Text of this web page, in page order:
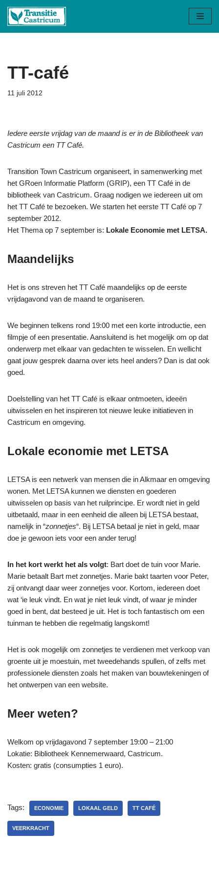
Ga
TT-café
11 juli 2012
Iedere eerste vrijdag van de maand is er in de Bibliotheek van
Castricum een TT Café.
Transition Town Castricum organiseert, in samenwerking met
het GRoen Informatie Platform (GRIP), een TT Café in de
bibliotheek van Castricum. Graag nodigen we iedereen uit om
het TT Café te bezoeken. We starten het eerste TT Café op 7
september 2012.
Het Thema op 7 september is: Lokale Economie met LETSA.
Maandelijks
Het is ons streven het TT Café maandelijks op de eerste
vrijdagavond van de maand te organiseren.
We beginnen telkens rond 19:00 met een korte introductie, een
filmpje of een presentatie. Aansluitend is het mogelijk om op dat
onderwerp met elkaar van gedachten te wisselen. En wellicht
gaat jouw gesprek daarna over iets heel anders? Dan is dat ook
goed.
Doelstelling van het TT Café is elkaar ontmoeten, ideeën
uitwisselen en het inspireren tot nieuwe leuke initiatieven in
Castricum en omgeving.
Lokale economie met LETSA
LETSA is een netwerk van mensen die in Alkmaar en omgeving
wonen. Met LETSA kunnen we diensten en goederen
uitwisselen op basis van het ruilprincipe. Er wordt niet in geld
uitbetaald, maar in een eenheid die alleen bij LETSA bestaat,
namelijk in “zonnetjes“. Bij LETSA betaal je niet in geld, maar
doe je gewoon iets voor een ander terug!
In het kort werkt het als volgt: Bart doet de tuin voor Marie.
Marie betaalt Bart met zonnetjes. Marie bakt taarten voor Peter,
zij ontvangt daar weer zonnetjes voor. Kortom, iedereen doet
wat ‘ie leuk vindt. En wat je niet leuk vindt, of waar je minder
goed in bent, dat besteed je uit. Het is toch fantastisch om een
tuinman te hebben die regelmatig langskomt!
Het is ook mogelijk om zonnetjes te verdienen met verkoop van
groente uit je moestuin, met tweedehands spullen, of zelfs met
professionele diensten zoals het maken van bouwtekeningen of
het ontwerpen van een website.
Meer weten?
Welkom op vrijdagavond 7 september 19:00 – 21:00
Lokatie: Bibliotheek Kennemerwaard, Castricum.
Kosten: gratis (consumpties 1 euro).
Tags: ECONOMIE LOKAAL GELD TT CAFÉ
VEERKRACHT